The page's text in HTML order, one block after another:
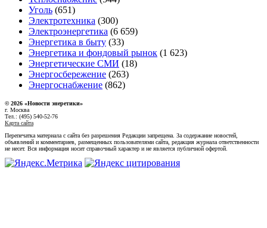
Уголь (651)
Электротехника (300)
Электроэнергетика (6 659)
Энергетика в быту (33)
Энергетика и фондовый рынок (1 623)
Энергетические СМИ (18)
Энергосбережение (263)
Энергоснабжение (862)
© 2026 «Новости энеретики»
г. Москва
Тел.: (495) 540-52-76
Карта сайта
Перепечатка материала с сайта без разрешения Редакции запрещена. За содержание новостей,
объявлений и комментариев, размещенных пользователями сайта, редакция журнала ответственности
не несет. Вся информация носит справочный характер и не является публичной офертой.